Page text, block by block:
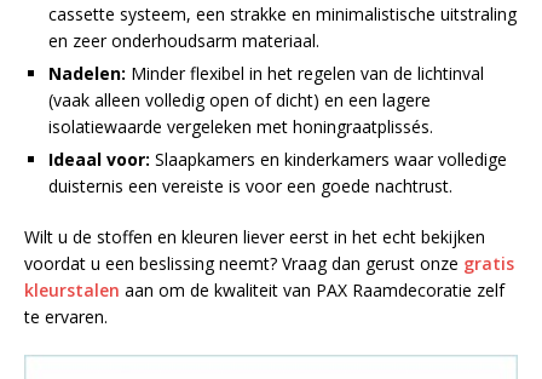
cassette systeem, een strakke en minimalistische uitstraling
en zeer onderhoudsarm materiaal.
Nadelen: Minder flexibel in het regelen van de lichtinval
(vaak alleen volledig open of dicht) en een lagere
isolatiewaarde vergeleken met honingraatplissés.
Ideaal voor: Slaapkamers en kinderkamers waar volledige
duisternis een vereiste is voor een goede nachtrust.
Wilt u de stoffen en kleuren liever eerst in het echt bekijken
voordat u een beslissing neemt? Vraag dan gerust onze gratis
kleurstalen aan om de kwaliteit van PAX Raamdecoratie zelf
te ervaren.